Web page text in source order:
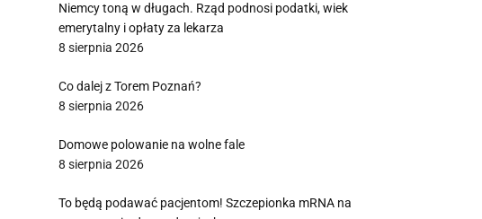
Niemcy toną w długach. Rząd podnosi podatki, wiek
emerytalny i opłaty za lekarza
8 sierpnia 2026
Co dalej z Torem Poznań?
8 sierpnia 2026
Domowe polowanie na wolne fale
8 sierpnia 2026
To będą podawać pacjentom! Szczepionka mRNA na